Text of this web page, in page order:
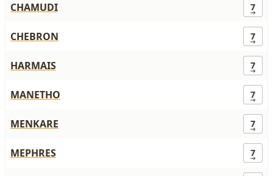
CHAMUDI 7
CHEBRON 7
HARMAIS 7
MANETHO 7
MENKARE 7
MEPHRES 7